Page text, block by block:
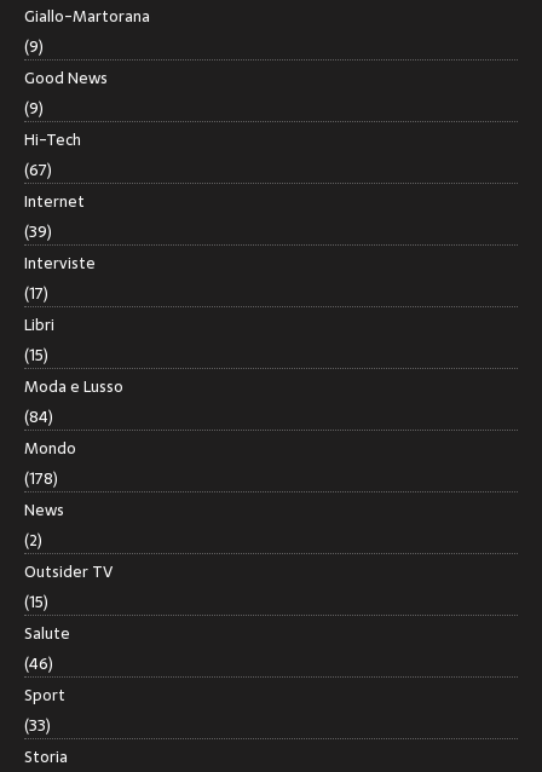
Giallo-Martorana
(9)
Good News
(9)
Hi-Tech
(67)
Internet
(39)
Interviste
(17)
Libri
(15)
Moda e Lusso
(84)
Mondo
(178)
News
(2)
Outsider TV
(15)
Salute
(46)
Sport
(33)
Storia